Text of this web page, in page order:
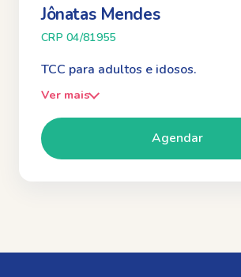
Jônatas Mendes
CRP 04/81955
TCC para adultos e idosos.
Ver mais
Agendar